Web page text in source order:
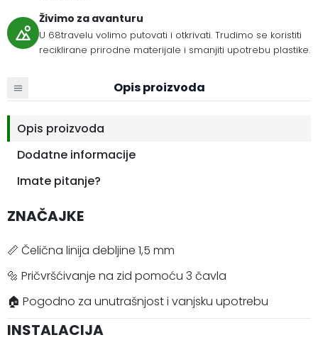
Živimo za avanturu
U 68travelu volimo putovati i otkrivati. Trudimo se koristiti
reciklirane prirodne materijale i smanjiti upotrebu plastike.
Opis proizvoda
Opis proizvoda
Dodatne informacije
Imate pitanje?
ZNAČAJKE
📏 Čelična linija debljine 1,5 mm
🔩 Pričvršćivanje na zid pomoću 3 čavla
🏠 Pogodno za unutrašnjost i vanjsku upotrebu
INSTALACIJA